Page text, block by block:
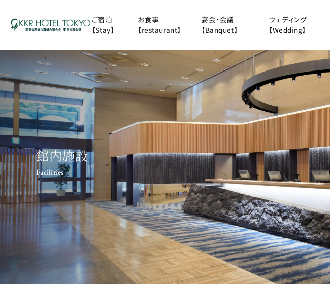
ご宿泊
【Stay】
お食事
【restaurant】
宴会・会議
【Banquet】
ウェディング
【Wedding】
館内施設
Facilities